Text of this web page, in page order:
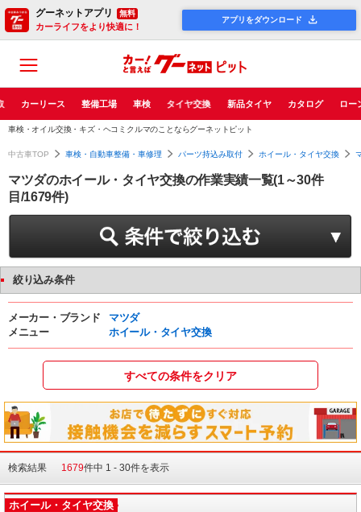
グーネットアプリ 無料
カーライフをより快適に！
アプリをダウンロード
カーリース 整備工場 車検 タイヤ交換 新品タイヤ カタログ ロー
車検・オイル交換・キズ・ヘコミクルマのことならグーネットピット
中古車TOP 車検・自動車整備・車修理 パーツ持込み取付 ホイール・タイヤ交換
マツダのホイール・タイヤ交換の作業実績一覧(1～30件
目/1679件)
絞り込み条件
メーカー・ブランド
マツダ
メニュー
ホイール・タイヤ交換
検索結果 1679件中 1 - 30件を表示
ホイール・タイヤ交換